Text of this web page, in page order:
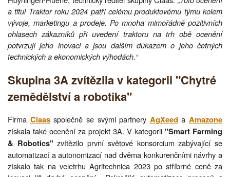
a titul Traktor roku 2024 patří celému produktovému týmu kolem
vývoje, marketingu a prodeje. Po mnoha mimořádně pozitivních
ohlasech zákazníků při uvedení traktoru na trh obě ocenění
potvrzují jeho inovaci a jsou dalším důkazem o jeho četných
technických a ekonomických výhodách.“
Skupina 3A zvítězila v kategorii "Chytré
zemědělství a robotika"
Firma Claasspolečně se svými partnery AgXeed a Amazone
získala také ocenění za projekt 3A. V kategorii "Smart Farming
& Robotics"zvítězilo první světové konsorcium zabývající se
automatizací a autonomizací nad dvěma konkurenčními návrhy a
získalo tak na veletrhu Agritechnica 2023 po stříbrné ceně za